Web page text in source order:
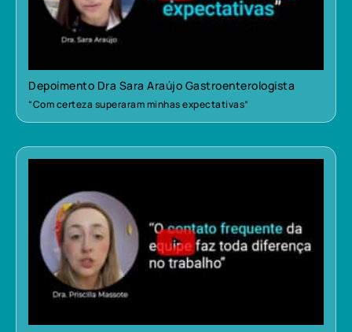
Depoimento Dra Sara Araújo Gastroenterologista
“Com certeza superaram minhas expectativas”